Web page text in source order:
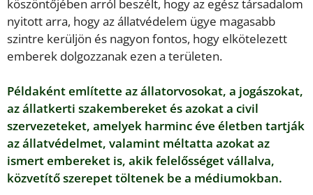
köszöntőjében arról beszélt, hogy az egész társadalom
nyitott arra, hogy az állatvédelem ügye magasabb
szintre kerüljön és nagyon fontos, hogy elkötelezett
emberek dolgozzanak ezen a területen.
Példaként említette az állatorvosokat, a jogászokat,
az állatkerti szakembereket és azokat a civil
szervezeteket, amelyek harminc éve életben tartják
az állatvédelmet, valamint méltatta azokat az
ismert embereket is, akik felelősséget vállalva,
közvetítő szerepet töltenek be a médiumokban.